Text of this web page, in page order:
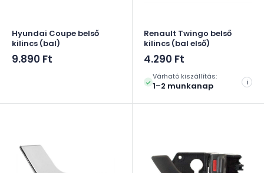
Hyundai Coupe belső
kilincs (bal)
Akciós
9.890 Ft
Renault Twingo belső
kilincs (bal első)
Akciós
4.290 Ft
Várható kiszállítás:
1–2 munkanap i